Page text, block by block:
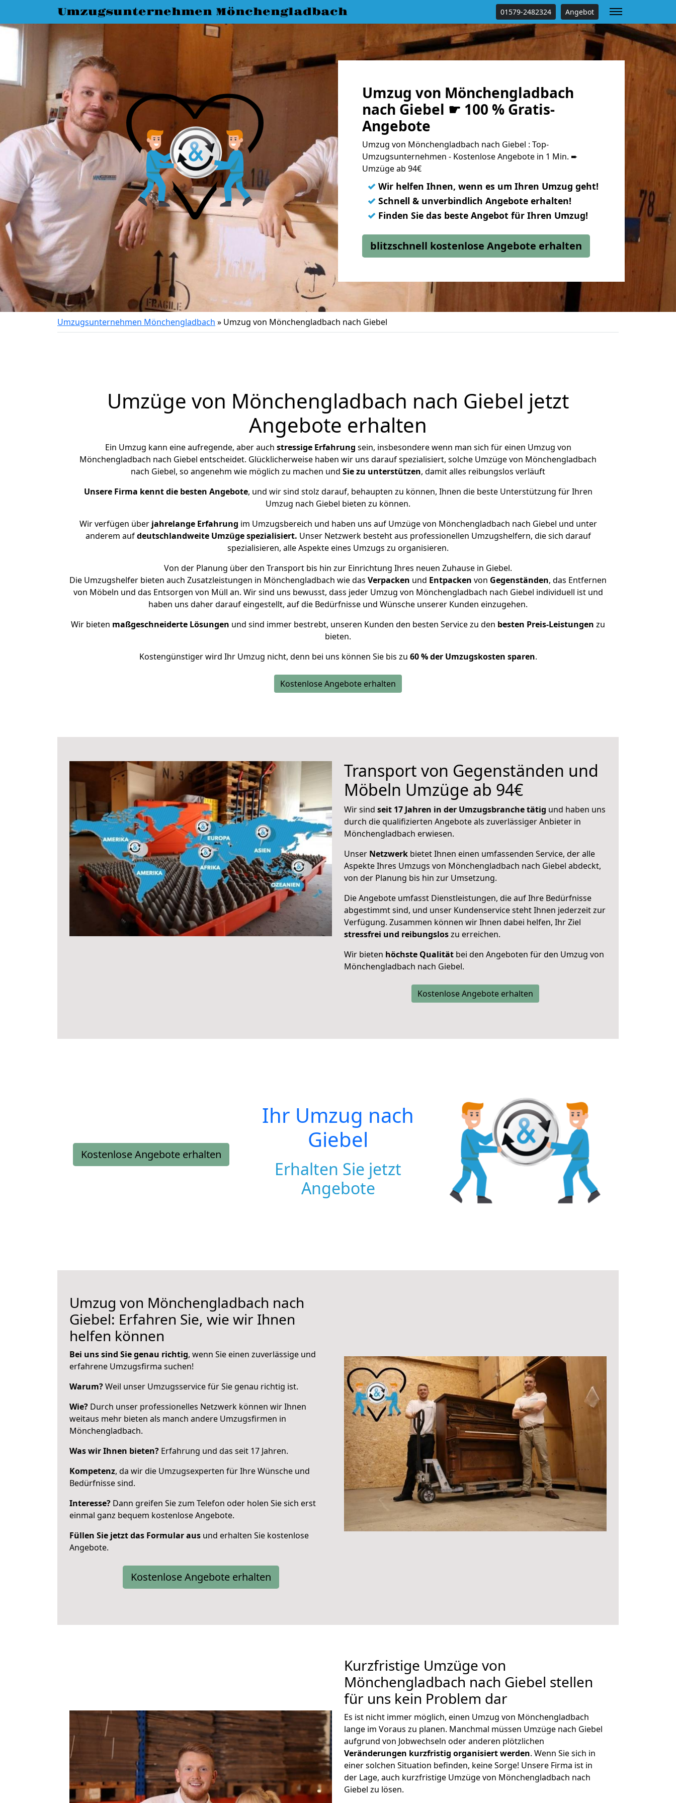
Umzugsunternehmen Mönchengladbach 01579-2482324 Angebot
Umzug von Mönchengladbach
nach Giebel ☛ 100 % Gratis-
Angebote
Umzug von Mönchengladbach nach Giebel : Top-
Umzugsunternehmen - Kostenlose Angebote in 1 Min. ➨
Umzüge ab 94€
✓ Wir helfen Ihnen, wenn es um Ihren Umzug geht!
✓ Schnell & unverbindlich Angebote erhalten!
✓ Finden Sie das beste Angebot für Ihren Umzug!
blitzschnell kostenlose Angebote erhalten
Umzugsunternehmen Mönchengladbach » Umzug von Mönchengladbach nach Giebel
Umzüge von Mönchengladbach nach Giebel jetzt
Angebote erhalten
Ein Umzug kann eine aufregende, aber auch stressige Erfahrung sein, insbesondere wenn man sich für einen Umzug von
Mönchengladbach nach Giebel entscheidet. Glücklicherweise haben wir uns darauf spezialisiert, solche Umzüge von Mönchengladbach
nach Giebel, so angenehm wie möglich zu machen und Sie zu unterstützen, damit alles reibungslos verläuft
Unsere Firma kennt die besten Angebote, und wir sind stolz darauf, behaupten zu können, Ihnen die beste Unterstützung für Ihren
Umzug nach Giebel bieten zu können.
Wir verfügen überjahrelange Erfahrung im Umzugsbereich und haben uns auf Umzüge von Mönchengladbach nach Giebel und unter
anderem aufdeutschlandweite Umzüge spezialisiert. Unser Netzwerk besteht aus professionellen Umzugshelfern, die sich darauf
spezialisieren, alle Aspekte eines Umzugs zu organisieren.
Von der Planung über den Transport bis hin zur Einrichtung Ihres neuen Zuhause in Giebel.
Die Umzugshelfer bieten auch Zusatzleistungen in Mönchengladbach wie das Verpacken und Entpacken von Gegenständen, das Entfernen
von Möbeln und das Entsorgen von Müll an. Wir sind uns bewusst, dass jeder Umzug von Mönchengladbach nach Giebel individuell ist und
haben uns daher darauf eingestellt, auf die Bedürfnisse und Wünsche unserer Kunden einzugehen.
Wir bieten maßgeschneiderte Lösungen und sind immer bestrebt, unseren Kunden den besten Service zu den besten Preis-Leistungen zu
bieten.
Kostengünstiger wird Ihr Umzug nicht, denn bei uns können Sie bis zu 60 % der Umzugskosten sparen.
Kostenlose Angebote erhalten
Transport von Gegenständen und
Möbeln Umzüge ab 94€
Wir sind seit 17 Jahren in der Umzugsbranche tätig und haben uns
durch die qualifizierten Angebote als zuverlässiger Anbieter in
Mönchengladbach erwiesen.
Unser Netzwerk bietet Ihnen einen umfassenden Service, der alle
Aspekte Ihres Umzugs von Mönchengladbach nach Giebel abdeckt,
von der Planung bis hin zur Umsetzung.
Die Angebote umfasst Dienstleistungen, die auf Ihre Bedürfnisse
abgestimmt sind, und unser Kundenservice steht Ihnen jederzeit zur
Verfügung. Zusammen können wir Ihnen dabei helfen, Ihr Ziel
stressfrei und reibungsloszu erreichen.
Wir bieten höchste Qualität bei den Angeboten für den Umzug von
Mönchengladbach nach Giebel.
Kostenlose Angebote erhalten
Kostenlose Angebote erhalten
Ihr Umzug nach
Giebel
Erhalten Sie jetzt
Angebote
Umzug von Mönchengladbach nach
Giebel: Erfahren Sie, wie wir Ihnen
helfen können
Bei uns sind Sie genau richtig, wenn Sie einen zuverlässige und
erfahrene Umzugsfirma suchen!
Warum?Weil unser Umzugsservice für Sie genau richtig ist.
Wie? Durch unser professionelles Netzwerk können wir Ihnen
weitaus mehr bieten als manch andere Umzugsfirmen in
Mönchengladbach.
Was wir Ihnen bieten? Erfahrung und das seit 17 Jahren.
Kompetenz, da wir die Umzugsexperten für Ihre Wünsche und
Bedürfnisse sind.
Interesse? Dann greifen Sie zum Telefon oder holen Sie sich erst
einmal ganz bequem kostenlose Angebote.
Füllen Sie jetzt das Formular aus und erhalten Sie kostenlose
Angebote.
Kostenlose Angebote erhalten
Kurzfristige Umzüge von
Mönchengladbach nach Giebel stellen
für uns kein Problem dar
Es ist nicht immer möglich, einen Umzug von Mönchengladbach
lange im Voraus zu planen. Manchmal müssen Umzüge nach Giebel
aufgrund von Jobwechseln oder anderen plötzlichen
Veränderungen kurzfristig organisiert werden. Wenn Sie sich in
einer solchen Situation befinden, keine Sorge! Unsere Firma ist in
der Lage, auch kurzfristige Umzüge von Mönchengladbach nach
Giebel zu lösen.